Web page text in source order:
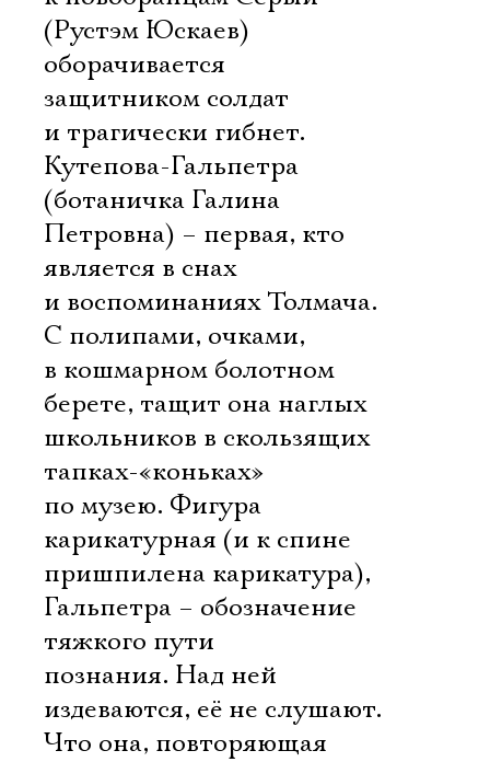
(Рустэм Юскаев)
оборачивается
защитником солдат
и трагически гибнет.
Кутепова-Гальпетра
(ботаничка Галина
Петровна) – первая, кто
является в снах
и воспоминаниях Толмача.
С полипами, очками,
в кошмарном болотном
берете, тащит она наглых
школьников в скользящих
тапках-«коньках»
по музею. Фигура
карикатурная (и к спине
пришпилена карикатура),
Гальпетра – обозначение
тяжкого пути
познания. Над ней
издеваются, её не слушают.
Что она, повторяющая